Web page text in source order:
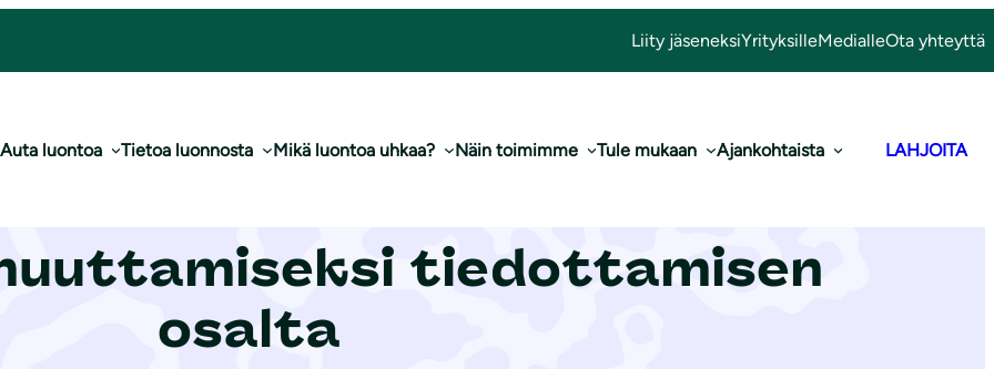
Liity jäseneksiYrityksilleMedialleOta yhteyttä
Auta luontoa Tietoa luonnosta Mikä luontoa uhkaa? Näin toimimme Tule mukaan Ajankohtaista LAHJOITA
kaivoslain muuttamiseksi tiedottamisen osalta
tiedottamisen
osalta